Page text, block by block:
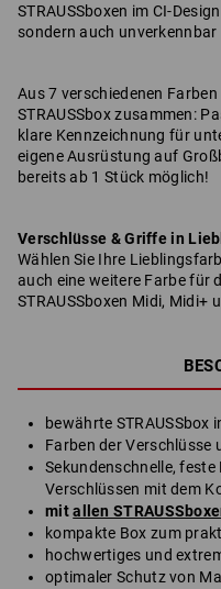
STRAUSSboxen im CI-
sondern auch
Aus 7 verschiedenen
STRAUSSbox zusammen:
klare Kennzeichnung für
eigene Ausrüstung auf
bereits ab 1 Stück möglich!
Verschlüsse & Griffe in
Wählen Sie Ihre
auch eine weitere Farbe für
STRAUSSboxen Midi, Midi+
bewährte STRAUSSbox
Farben der
Sekundenschnelle,
Verschlüssen mit dem
mitallen
kompakte Box zum
hochwertiges und
optimaler Schutz von